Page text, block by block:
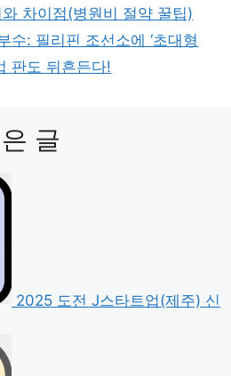
차이점(병원비 절약 꿀팁)
수: 필리핀 조선소에 ‘초대형
판도 뒤흔든다!
글
2025 도전 J스타트업(제주) 신